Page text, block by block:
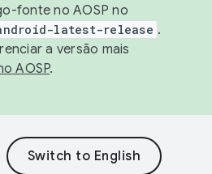
fonte no AOSP no
latest-release .
a versão mais
AOSP.